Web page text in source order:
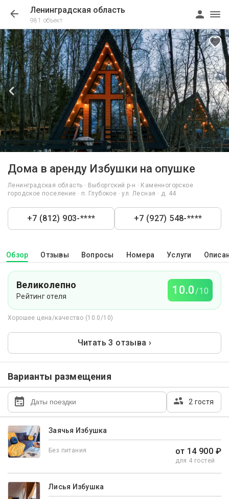
Ленинградская область
981 объект
Дома в аренду Избушки на опушке
Ленинградская область · Выборгский р-н · Каменногорское
городское поселение · п. Глубокое · ул. Лесная · д. 44
+7 (812) 903-**** +7 (927) 548-****
Обзор Отзывы Вопросы Номера Услуги
Великолепно
Рейтинг отеля 10.0/10
Хорошее цена/качество (10.0/10)
Читать 3 отзыва ›
Варианты размещения
2 гостя
Заячья Избушка
Без питания от 14 900 ₽
для 4 гостей
Лисья Избушка